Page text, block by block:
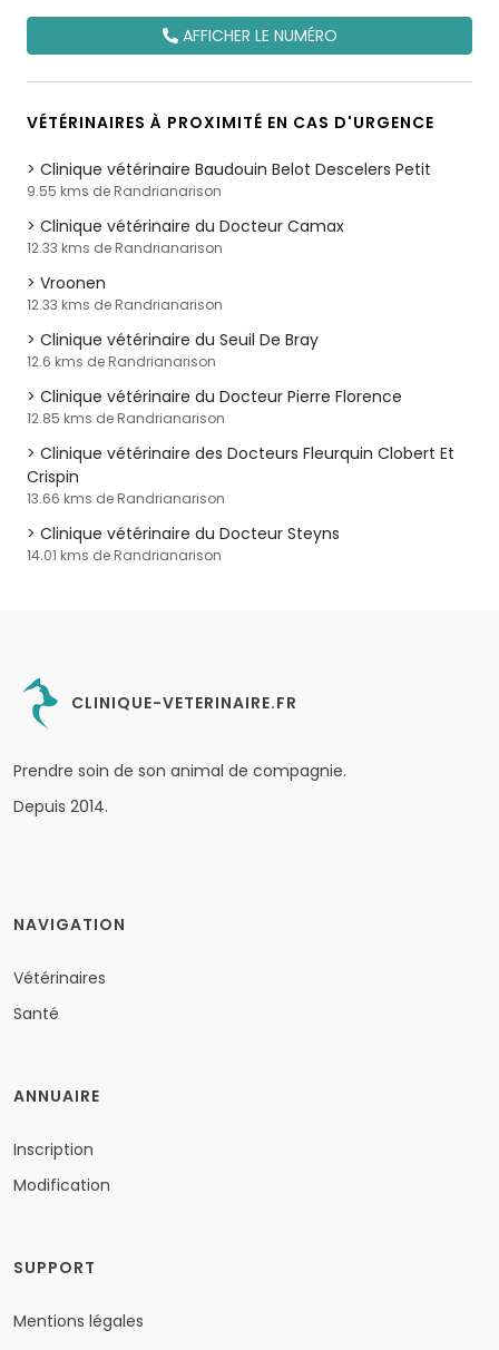
AFFICHER LE NUMÉRO
VÉTÉRINAIRES À PROXIMITÉ EN CAS D'URGENCE
Clinique vétérinaire Baudouin Belot Descelers Petit
9.55 kms de Randrianarison
Clinique vétérinaire du Docteur Camax
12.33 kms de Randrianarison
Vroonen
12.33 kms de Randrianarison
Clinique vétérinaire du Seuil De Bray
12.6 kms de Randrianarison
Clinique vétérinaire du Docteur Pierre Florence
12.85 kms de Randrianarison
Clinique vétérinaire des Docteurs Fleurquin Clobert Et
Crispin
13.66 kms de Randrianarison
Clinique vétérinaire du Docteur Steyns
14.01 kms de Randrianarison
CLINIQUE-VETERINAIRE.FR
Prendre soin de son animal de compagnie.
Depuis 2014.
NAVIGATION
Vétérinaires
Santé
ANNUAIRE
Inscription
Modification
SUPPORT
Mentions légales